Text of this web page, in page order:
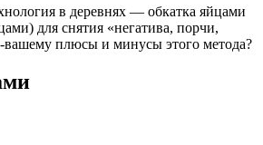
в деревнях — обкатка яйцами
для снятия «негатива, порчи,
вашему плюсы и минусы этого метода?